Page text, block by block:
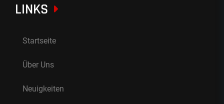
LINKS
Startseite
Über Uns
Neuigkeiten